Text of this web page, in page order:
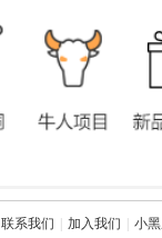
联系我们 加入我们 小